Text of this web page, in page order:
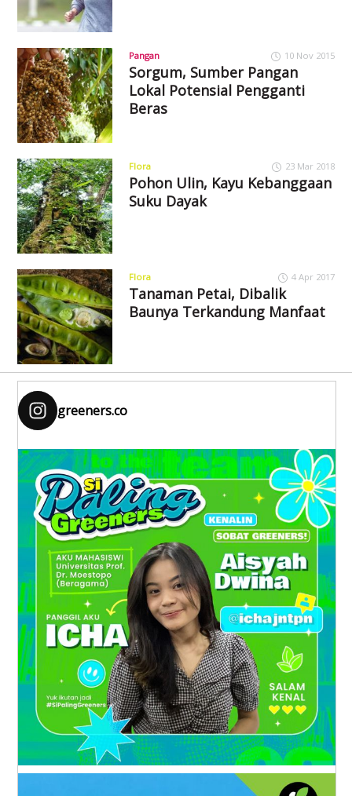
Pangan 10 Nov 2015
Sorgum, Sumber Pangan
Lokal Potensial Pengganti
Beras
Flora 23 Mar 2018
Pohon Ulin, Kayu Kebanggaan
Suku Dayak
Flora 4 Apr 2017
Tanaman Petai, Dibalik
Baunya Terkandung Manfaat
greeners.co